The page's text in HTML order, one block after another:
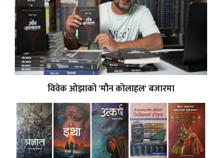
विवेक ओझाको 'मौन कोलाहल' बजारमा